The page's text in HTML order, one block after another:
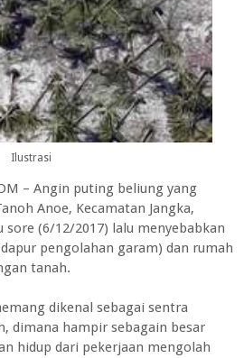
Ilustrasi
– Angin puting beliung yang
Anoe, Kecamatan Jangka,
sore (6/12/2017) lalu menyebabkan
pengolahan garam) dan rumah
tanah.
dikenal sebagai sentra
dimana hampir sebagain besar
hidup dari pekerjaan mengolah